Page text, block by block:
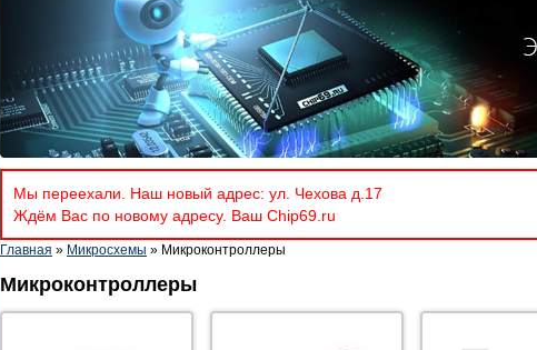
Мы переехали. Наш новый адрес: ул. Чехова д.17
Ждём Вас по новому адресу. Ваш Chip69.ru
Главная » Микросхемы » Микроконтроллеры
Микроконтроллеры